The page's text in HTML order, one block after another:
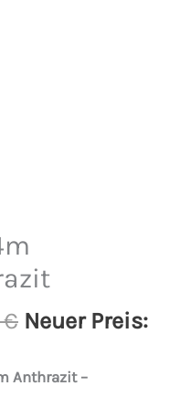
€ Neuer Preis:
Anthrazit –